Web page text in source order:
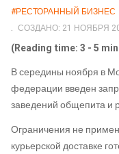
#РЕСТОРАННЫЙ БИЗНЕС
СОЗДАНО: 21 НОЯБРЯ
(Reading time: 3 - 5
В середины ноября в
федерации введен
заведений общепита и
Ограничения не
курьерской доставке